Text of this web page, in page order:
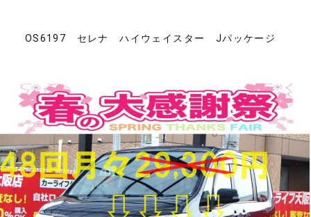
OS6197 セレナ ハイウェイスター Jパッケージ